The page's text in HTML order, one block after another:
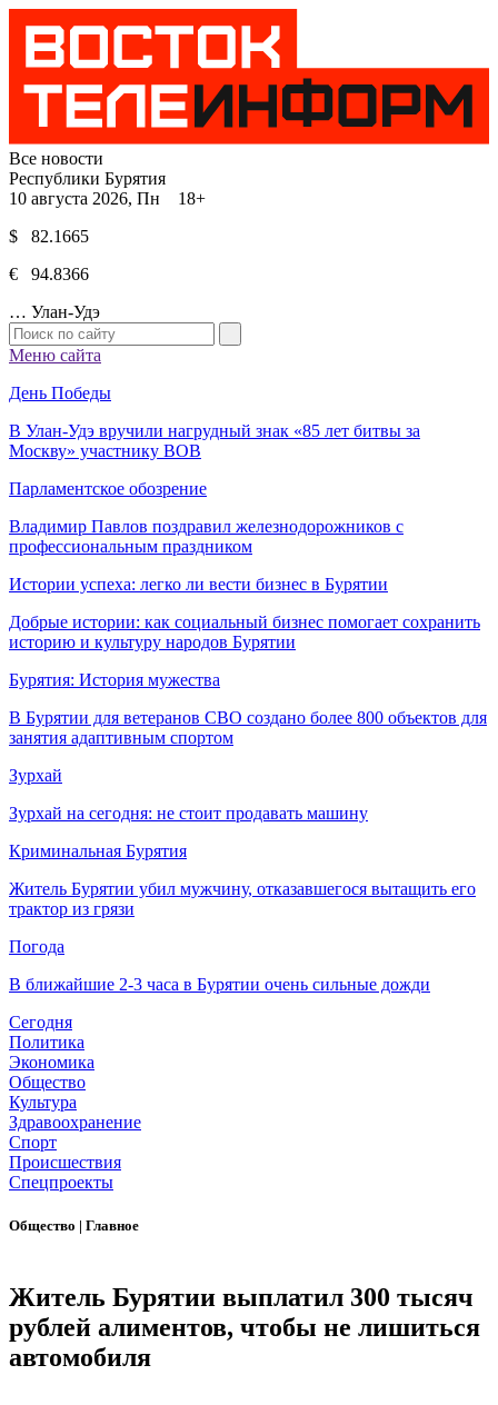
Все новости
Республики Бурятия
10 августа 2026, Пн 18+
$ 82.1665
€ 94.8366
… Улан-Удэ
Меню сайта
День Победы
В Улан-Удэ вручили нагрудный знак «85 лет битвы за
Москву» участнику ВОВ
Парламентское обозрение
Владимир Павлов поздравил железнодорожников с
профессиональным праздником
Истории успеха: легко ли вести бизнес в Бурятии
Добрые истории: как социальный бизнес помогает сохранить
историю и культуру народов Бурятии
Бурятия: История мужества
В Бурятии для ветеранов СВО создано более 800 объектов для
занятия адаптивным спортом
Зурхай
Зурхай на сегодня: не стоит продавать машину
Криминальная Бурятия
Житель Бурятии убил мужчину, отказавшегося вытащить его
трактор из грязи
Погода
В ближайшие 2-3 часа в Бурятии очень сильные дожди
Сегодня
Политика
Экономика
Общество
Культура
Здравоохранение
Спорт
Происшествия
Спецпроекты
Общество | Главное
Житель Бурятии выплатил 300 тысяч
рублей алиментов, чтобы не лишиться
автомобиля